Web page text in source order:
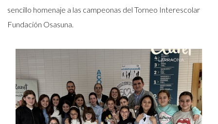
sencillo homenaje a las campeonas del Torneo Interescolar
Fundación Osasuna.